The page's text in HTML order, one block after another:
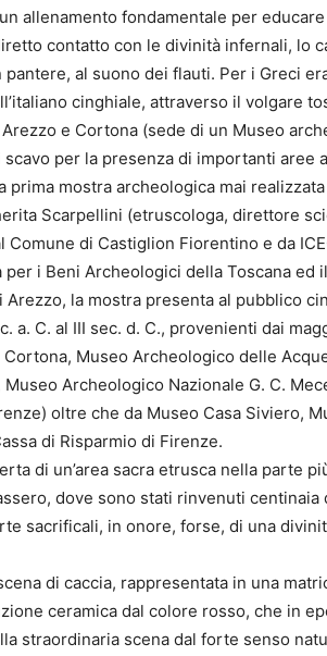
allenamento fondamentale per
contatto con le divinità infernali, lo
pantere, al suono dei flauti. Per i Greci
cinghiale, attraverso il volgare
e Cortona (sede di un Museo
per la presenza di importanti aree
mostra archeologica mai realizzata
Scarpellini (etruscologa, direttore
di Castiglion Fiorentino e da
i Beni Archeologici della Toscana ed
Arezzo, la mostra presenta al pubblico
a. C. al III sec. d. C., provenienti dai
Museo Archeologico delle
Archeologico Nazionale G. C.
oltre che da Museo Casa Siviero,
di Risparmio di Firenze.
di un’area sacra etrusca nella parte
dove sono stati rinvenuti centinaia
sacrificali, in onore, forse, di una
di caccia, rappresentata in una
ceramica dal colore rosso, che in
straordinaria scena dal forte senso